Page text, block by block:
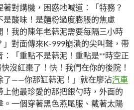
對講機，困惑地喊道：「特務？
酸味！是麵粉過度膨脹的焦慮
！我的陳年老蒜泥需要每隔三小時
」對面傳來K-999崩潰的尖叫聲，帶
「重點不是蒜泥！重點是**時空正
沒紅棗了！快！我們在你的後院！
了——你那缸蒜泥！」就在廖沾汽車
上他最珍愛的那把銀勺時，外面的
一個穿著黑色燕尾服、戴著太陽